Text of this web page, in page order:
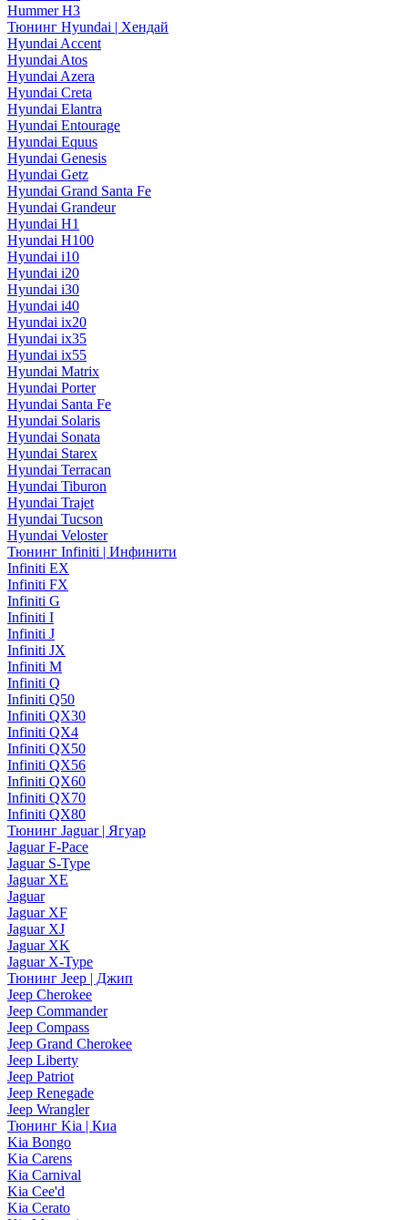
Hummer H3
Тюнинг Hyundai | Хендай
Hyundai Accent
Hyundai Atos
Hyundai Azera
Hyundai Creta
Hyundai Elantra
Hyundai Entourage
Hyundai Equus
Hyundai Genesis
Hyundai Getz
Hyundai Grand Santa Fe
Hyundai Grandeur
Hyundai H1
Hyundai H100
Hyundai i10
Hyundai i20
Hyundai i30
Hyundai i40
Hyundai ix20
Hyundai ix35
Hyundai ix55
Hyundai Matrix
Hyundai Porter
Hyundai Santa Fe
Hyundai Solaris
Hyundai Sonata
Hyundai Starex
Hyundai Terracan
Hyundai Tiburon
Hyundai Trajet
Hyundai Tucson
Hyundai Veloster
Тюнинг Infiniti | Инфинити
Infiniti EX
Infiniti FX
Infiniti G
Infiniti I
Infiniti J
Infiniti JX
Infiniti M
Infiniti Q
Infiniti Q50
Infiniti QX30
Infiniti QX4
Infiniti QX50
Infiniti QX56
Infiniti QX60
Infiniti QX70
Infiniti QX80
Тюнинг Jaguar | Ягуар
Jaguar F-Pace
Jaguar S-Type
Jaguar XE
Jaguar
Jaguar XF
Jaguar XJ
Jaguar XK
Jaguar X-Type
Тюнинг Jeep | Джип
Jeep Cherokee
Jeep Commander
Jeep Compass
Jeep Grand Cherokee
Jeep Liberty
Jeep Patriot
Jeep Renegade
Jeep Wrangler
Тюнинг Kia | Киа
Kia Bongo
Kia Carens
Kia Carnival
Kia Cee'd
Kia Cerato